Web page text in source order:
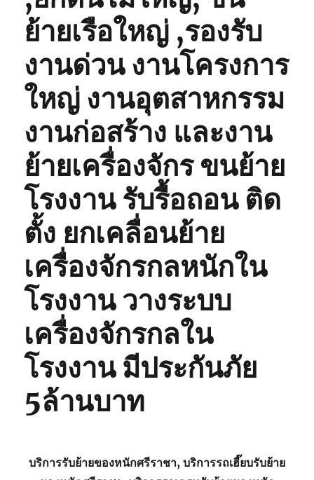
ย้ายเรือใหญ่ ,รองรับ
งานด่วน งานโครงการ
ใหญ่ งานอุตสาหกรรม
งานก่อสร้าง และงาน
ย้ายเครื่องจักร ขนย้าย
โรงงาน รับรื้อถอน ติด
ตั้ง ยกเคลื่อนย้าย
เครื่องจักรกลหนักใน
โรงงาน วางระบบ
เครื่องจักรกลใน
โรงงาน มีประกันภัย
5ล้านบาท
บริการรับย้ายของหนักศรีราชา, บริการรถเฮี๊ยบรับย้าย